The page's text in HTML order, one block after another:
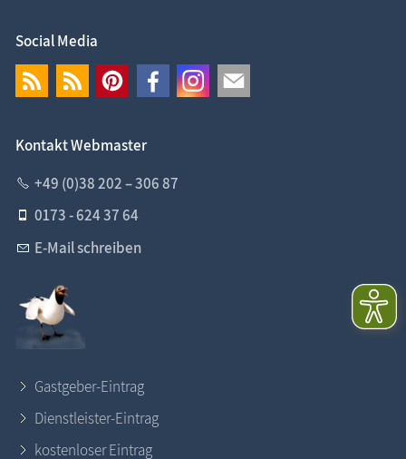
Social Media
Kontakt Webmaster
+49 (0)38 202 – 306 87
0173 - 624 37 64
E-Mail schreiben
Gastgeber-Eintrag
Dienstleister-Eintrag
kostenloser Eintrag